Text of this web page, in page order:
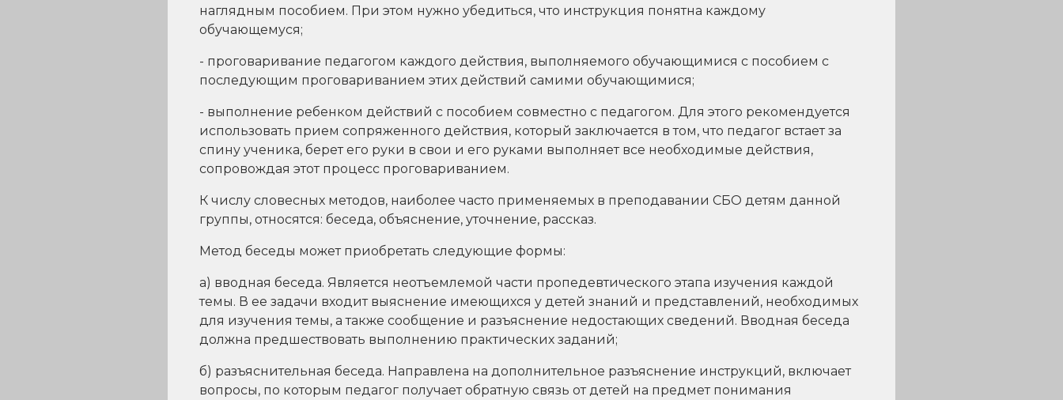
наглядным пособием. При этом нужно убедиться, что инструкция понятна каждому
обучающемуся;
- проговаривание педагогом каждого действия, выполняемого обучающимися с пособием с
последующим проговариванием этих действий самими обучающимися;
- выполнение ребенком действий с пособием совместно с педагогом. Для этого рекомендуется
использовать прием сопряженного действия, который заключается в том, что педагог встает за
спину ученика, берет его руки в свои и его руками выполняет все необходимые действия,
сопровождая этот процесс проговариванием.
К числу словесных методов, наиболее часто применяемых в преподавании СБО детям данной
группы, относятся: беседа, объяснение, уточнение, рассказ.
Метод беседы может приобретать следующие формы:
а) вводная беседа. Является неотъемлемой части пропедевтического этапа изучения каждой
темы. В ее задачи входит выяснение имеющихся у детей знаний и представлений, необходимых
для изучения темы, а также сообщение и разъяснение недостающих сведений. Вводная беседа
должна предшествовать выполнению практических заданий;
б) разъяснительная беседа. Направлена на дополнительное разъяснение инструкций, включает
вопросы, по которым педагог получает обратную связь от детей на предмет понимания